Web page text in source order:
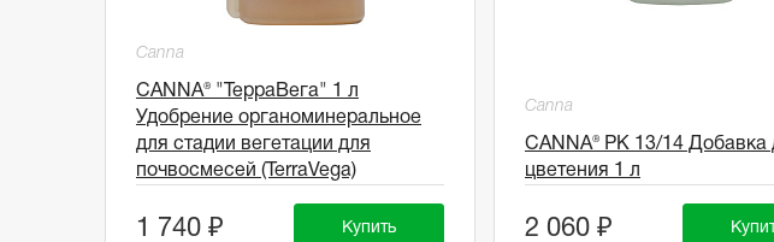
Canna
CANNA® "ТерраВега" 1 л
Удобрение органоминеральное
для стадии вегетации для
почвосмесей (TerraVega)
1 740 ₽ Купить
Canna
CANNA® PK 13/14 Добавка
цветения 1 л
2 060 ₽